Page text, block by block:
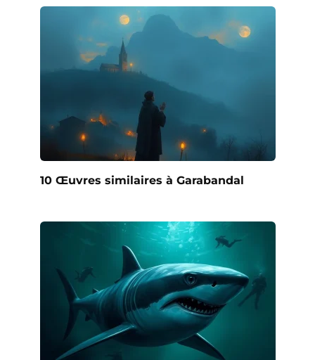
10 Œuvres similaires à Garabandal